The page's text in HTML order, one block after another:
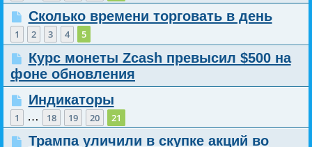
Сколько времени торговать в день
1 2 3 4 5
Курс монеты Zcash превысил $500 на
фоне обновления
Индикаторы
1 … 18 19 20 21
Трампа уличили в скупке акций во